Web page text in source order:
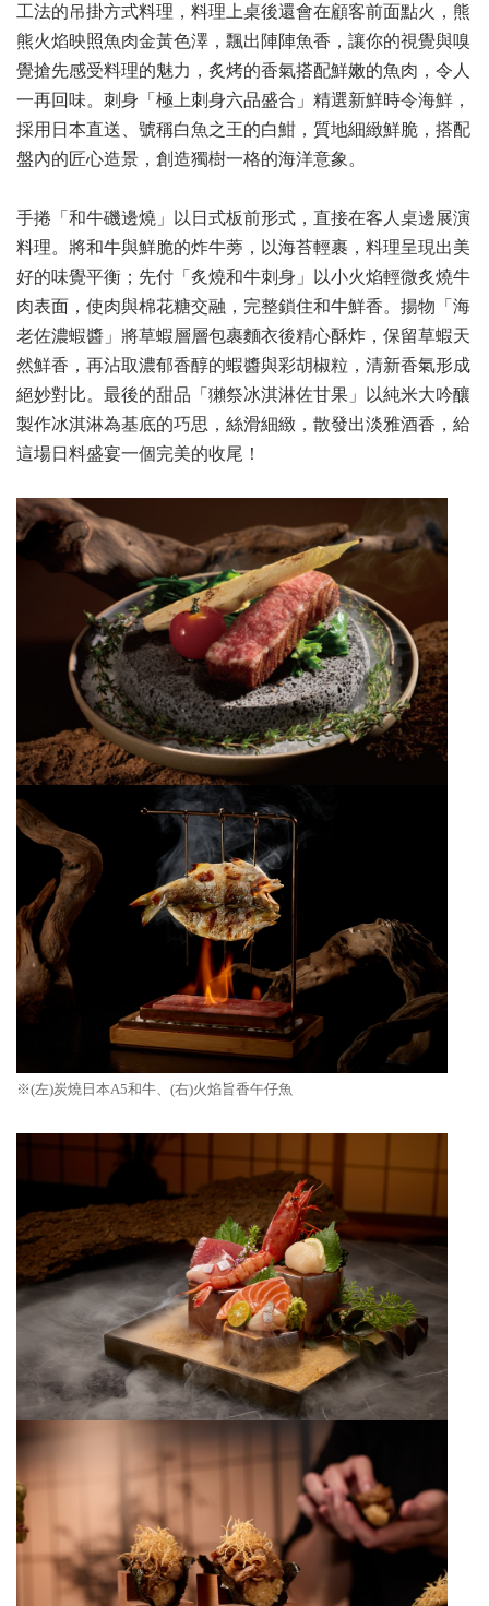
工法的吊掛方式料理，料理上桌後還會在顧客前面點火，熊
熊火焰映照魚肉金黃色澤，飄出陣陣魚香，讓你的視覺與嗅
覺搶先感受料理的魅力，炙烤的香氣搭配鮮嫩的魚肉，令人
一再回味。刺身「極上刺身六品盛合」精選新鮮時令海鮮，
採用 日本直送、號稱白魚之王的白魽，質地細緻鮮脆，搭配
盤內的匠心造景，創造獨樹一格的海洋意象。
手捲「和牛磯邊燒」以日式板前形式，直接在客人桌邊展演
料理。將和牛與鮮脆的炸牛蒡，以海苔輕裹，料理呈現出美
好的味覺平衡；先付「炙燒和牛刺身」以小火焰輕微炙燒牛
肉表面，使肉與棉花糖交融，完整鎖住和牛鮮香。揚物「海
老佐濃蝦醬」將草蝦層層包裹麵衣後精心酥炸，保留草蝦天
然鮮香，再沾取濃郁香醇的蝦醬與彩胡椒粒，清新香氣形成
絕妙對比。最後的甜品「獺祭冰淇淋佐甘果」以純米大吟釀
製作冰淇淋為基底的巧思，絲滑細緻，散發出淡雅酒香，給
這場日料盛宴一個完美的收尾！
※(左)炭燒日本A5和牛、(右)火焰旨香午仔魚